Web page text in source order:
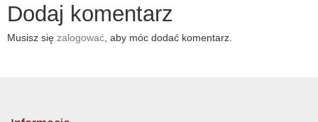
Dodaj komentarz
Musisz się zalogować , aby móc dodać komentarz.